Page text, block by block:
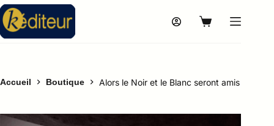
Accueil Boutique Alors le Noir et le Blanc seront amis